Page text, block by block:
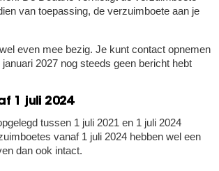
van toepassing, de verzuimboete aan je
even mee bezig. Je kunt contact opnemen
2027 nog steeds geen bericht hebt
1 juli 2024
tussen 1 juli 2021 en 1 juli 2024
vanaf 1 juli 2024 hebben wel een
dan ook intact.